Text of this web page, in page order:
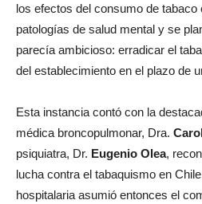
los efectos del consumo de tabaco
patologías de salud mental y se
parecía ambicioso: erradicar el
del establecimiento en el plazo de
Esta instancia contó con la
médica broncopulmonar, Dra.
psiquiatra, Dr. Eugenio Olea,
lucha contra el tabaquismo en
hospitalaria asumió entonces el